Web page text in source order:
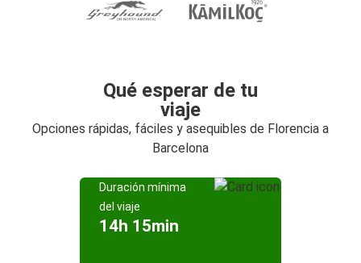
Qué esperar de tu
viaje
Opciones rápidas, fáciles y asequibles de Florencia a
Barcelona
Duración mínima
del viaje
14h 15min